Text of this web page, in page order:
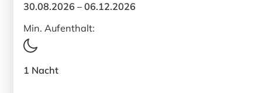
30.08.2026 – 06.12.2026
Min. Aufenthalt:
1 Nacht